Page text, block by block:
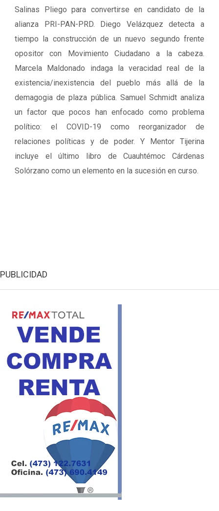
Salinas Pliego para convertirse en candidato de la
alianza PRI-PAN-PRD. Diego Velázquez detecta a
tiempo la construcción de un nuevo segundo frente
opositor con Movimiento Ciudadano a la cabeza.
Marcela Maldonado indaga la veracidad real de la
existencia/inexistencia del pueblo más allá de la
demagogia de plaza pública. Samuel Schmidt analiza
un factor que pocos han enfocado como problema
político: el COVID-19 como reorganizador de
relaciones políticas y de poder. Y Mentor Tijerina
incluye el último libro de Cuauhtémoc Cárdenas
Solórzano como un elemento en la sucesión en curso.
PUBLICIDAD